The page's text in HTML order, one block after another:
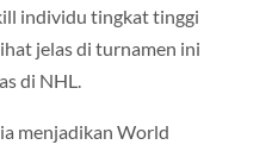
individu tingkat tinggi
jelas di turnamen ini
di NHL.
menjadikan World